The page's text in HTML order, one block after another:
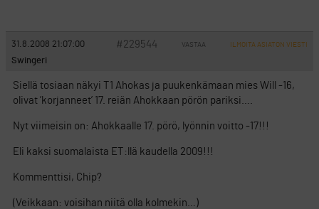
31.8.2008 21:07:00 #229544 VASTAA ILMOITA ASIATON VIESTI
Swingeri
Siellä tosiaan näkyi T1 Ahokas ja puukenkämaan mies Will -16,
olivat ’korjanneet’ 17. reiän Ahokkaan pörön pariksi….
Nyt viimeisin on: Ahokkaalle 17. pörö, lyönnin voitto -17!!!
Eli kaksi suomalaista ET:llä kaudella 2009!!!
Kommenttisi, Chip?
(Veikkaan: voisihan niitä olla kolmekin…)